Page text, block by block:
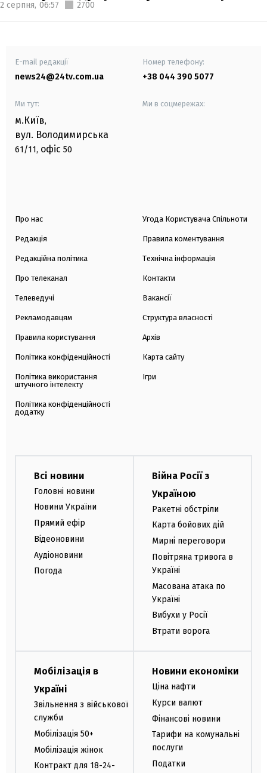
2 серпня, 06:57 2700
E-mail редакції
news24@24tv.com.ua
Номер телефону:
+38 044 390 5077
Ми тут:
м.Київ,
вул. Володимирська
61/11, офіс 50
Ми в соцмережах:
Про нас
Редакція
Редакційна політика
Про телеканал
Телеведучі
Рекламодавцям
Правила користування
Політика конфіденційності
Політика використання
штучного інтелекту
Політика конфіденційності
додатку
Угода Користувача Спільноти
Правила коментування
Технічна інформація
Контакти
Вакансії
Структура власності
Архів
Карта сайту
Ігри
Всі новини
Головні новини
Новини України
Прямий ефір
Відеоновини
Аудіоновини
Погода
Війна Росії з
Україною
Ракетні обстріли
Карта бойових дій
Мирні переговори
Повітряна тривога в
Україні
Масована атака по
Україні
Вибухи у Росії
Втрати ворога
Мобілізація в
Україні
Звільнення з військової
служби
Мобілізація 50+
Мобілізація жінок
Контракт для 18-24-
Новини економіки
Ціна нафти
Курси валют
Фінансові новини
Тарифи на комунальні
послуги
Податки